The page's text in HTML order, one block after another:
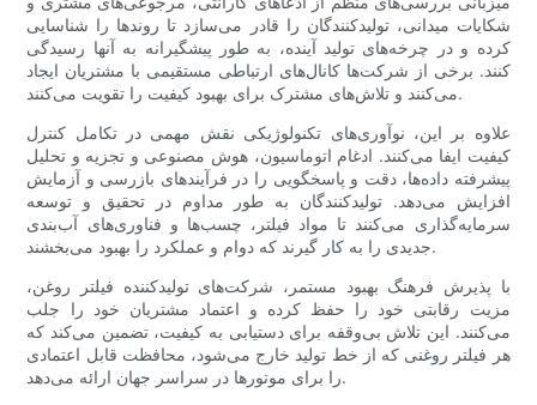
شکایات میدانی، تولیدکنندگان را قادر می‌سازد تا روندها را شناسایی
کرده و در چرخه‌های تولید آینده، به طور پیشگیرانه به آنها رسیدگی
کنند. برخی از شرکت‌ها کانال‌های ارتباطی مستقیمی با مشتریان ایجاد
می‌کنند و تلاش‌های مشترک برای بهبود کیفیت را تقویت می‌کنند.
علاوه بر این، نوآوری‌های تکنولوژیکی نقش مهمی در تکامل کنترل
کیفیت ایفا می‌کنند. ادغام اتوماسیون، هوش مصنوعی و تجزیه و تحلیل
پیشرفته داده‌ها، دقت و پاسخگویی را در فرآیندهای بازرسی و آزمایش
افزایش می‌دهد. تولیدکنندگان به طور مداوم در تحقیق و توسعه
سرمایه‌گذاری می‌کنند تا مواد فیلتر، چسب‌ها و فناوری‌های آب‌بندی
جدیدی را به کار گیرند که دوام و عملکرد را بهبود می‌بخشند.
با پذیرش فرهنگ بهبود مستمر، شرکت‌های تولیدکننده فیلتر روغن،
مزیت رقابتی خود را حفظ کرده و اعتماد مشتریان خود را جلب
می‌کنند. این تلاش بی‌وقفه برای دستیابی به کیفیت، تضمین می‌کند که
هر فیلتر روغنی که از خط تولید خارج می‌شود، محافظت قابل اعتمادی
را برای موتورها در سراسر جهان ارائه می‌دهد.